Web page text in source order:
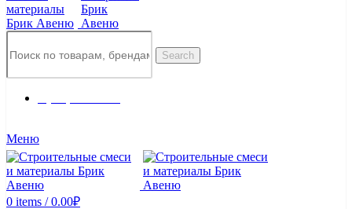
Search
Меню
0 items / 0.00₽